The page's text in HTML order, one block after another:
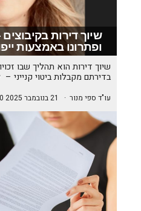
שיוך דירות
ופתרונו באמצעות
שיוך דירות הוא תהליך שבו
בדירתם מקבלות ביטוי קנייני
עו"ד ספי מנור · 21 בנובמבר 2025 17:50